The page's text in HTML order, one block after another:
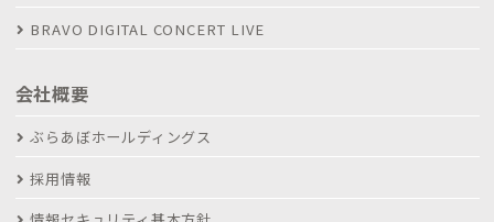
BRAVO DIGITAL CONCERT LIVE
会社概要
ぶらあぼホールディングス
採用情報